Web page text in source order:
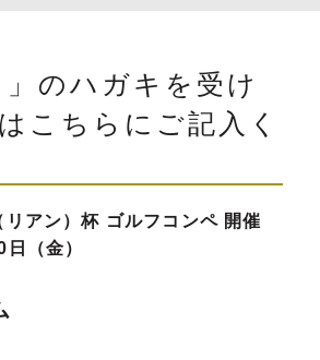
」のハガキを受け
こちらにご記入く
アン）杯 ゴルフコンペ 開催
（金）